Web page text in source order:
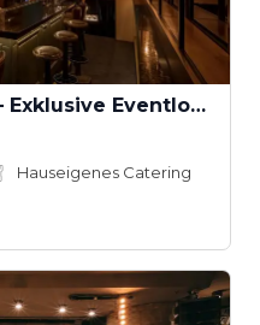
PRINZIPAL Kreuzberg – Exklusive Eventlocation für Firmenveranstaltungen in Berlin
Hauseigenes Catering